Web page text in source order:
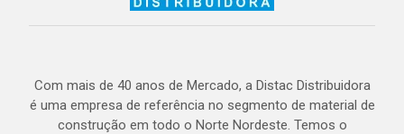
Com mais de 40 anos de Mercado, a Distac Distribuidora
é uma empresa de referência no segmento de material de
construção em todo o Norte Nordeste. Temos o